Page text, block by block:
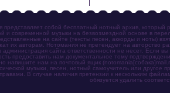
представляет собой бесплатный нотный архив, который
и современной музыки на безвозмездной основе в
на сайте (тексты песен, аккорды и ноты)
их авторам. Нотомания не претендует на авторство
администрация сайта ответственности не несет. Если
предоставить нам документальное тому
напишите нам на почтовый ящик
музыки, песен, нотный самоучитель или
В случае наличия претензии к нескольким
обязуется удалить